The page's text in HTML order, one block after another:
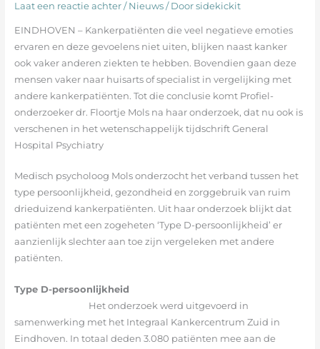
Laat een reactie achter / Nieuws/ Door sidekickit
EINDHOVEN – Kankerpatiënten die veel negatieve emoties
ervaren en deze gevoelens niet uiten, blijken naast kanker
ook vaker anderen ziekten te hebben. Bovendien gaan deze
mensen vaker naar huisarts of specialist in vergelijking met
andere kankerpatiënten. Tot die conclusie komt Profiel-
onderzoeker dr. Floortje Mols na haar onderzoek, dat nu ook is
verschenen in het wetenschappelijk tijdschrift General
Hospital Psychiatry
Medisch psycholoog Mols onderzocht het verband tussen het
type persoonlijkheid, gezondheid en zorggebruik van ruim
drieduizend kankerpatiënten. Uit haar onderzoek blijkt dat
patiënten met een zogeheten ‘Type D-persoonlijkheid’ er
aanzienlijk slechter aan toe zijn vergeleken met andere
patiënten.
Type D-persoonlijkheid
Het onderzoek werd uitgevoerd in
samenwerking met het Integraal Kankercentrum Zuid in
Eindhoven. In totaal deden 3.080 patiënten mee aan de